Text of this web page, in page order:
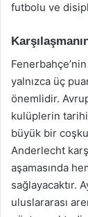
futbolu ve
yalnızca üç
önemlidir.
kulüplerin
büyük bir
Anderlecht
aşamasında
sağlayacaktır.
uluslararası